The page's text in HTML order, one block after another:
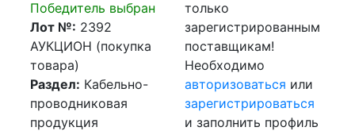
Победитель выбран
Лот №: 2392
АУКЦИОН (покупка
товара)
Раздел: Кабельно-
проводниковая
продукция
только
зарегистрированным
поставщикам!
Необходимо
авторизоваться или
зарегистрироваться
и заполнить профиль